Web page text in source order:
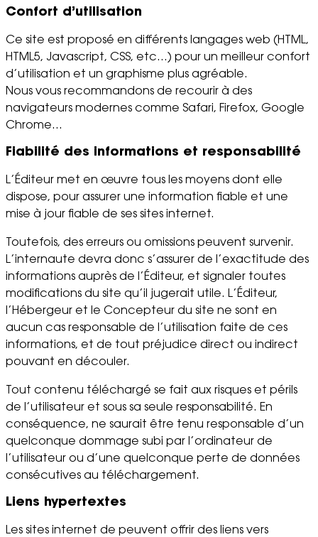
Confort d’utilisation
Ce site est proposé en différents langages web (HTML,
HTML5, Javascript, CSS, etc…) pour un meilleur confort
d’utilisation et un graphisme plus agréable.
Nous vous recommandons de recourir à des
navigateurs modernes comme Safari, Firefox, Google
Chrome…
Fiabilité des informations et responsabilité
L’Éditeur met en œuvre tous les moyens dont elle
dispose, pour assurer une information fiable et une
mise à jour fiable de ses sites internet.
Toutefois, des erreurs ou omissions peuvent survenir.
L’internaute devra donc s’assurer de l’exactitude des
informations auprès de l’Éditeur, et signaler toutes
modifications du site qu’il jugerait utile. L’Éditeur,
l’Hébergeur et le Concepteur du site ne sont en
aucun cas responsable de l’utilisation faite de ces
informations, et de tout préjudice direct ou indirect
pouvant en découler.
Tout contenu téléchargé se fait aux risques et périls
de l’utilisateur et sous sa seule responsabilité. En
conséquence, ne saurait être tenu responsable d’un
quelconque dommage subi par l’ordinateur de
l’utilisateur ou d’une quelconque perte de données
consécutives au téléchargement.
Liens hypertextes
Les sites internet de peuvent offrir des liens vers